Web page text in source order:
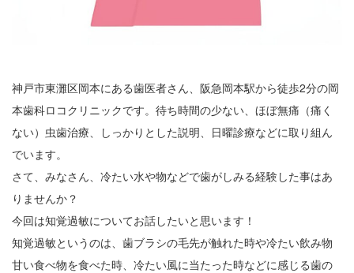
神戸市東灘区岡本にある歯医者さん、阪急岡本駅から徒歩2分の岡
本歯科ロコクリニックです。待ち時間の少ない、ほぼ無痛（痛く
ない）虫歯治療、しっかりとした説明、日曜診療などに取り組ん
でいます。
さて、みなさん、冷たい水や物などで歯がしみる経験した事はあ
りませんか？
今回は知覚過敏についてお話したいと思います！
知覚過敏というのは、歯ブラシの毛先が触れた時や冷たい飲み物
甘い食べ物を食べた時、冷たい風に当たった時などに感じる歯の